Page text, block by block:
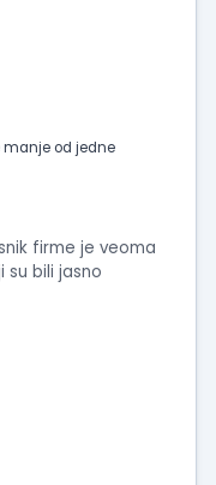
od jedne
firme je veoma
su bili jasno